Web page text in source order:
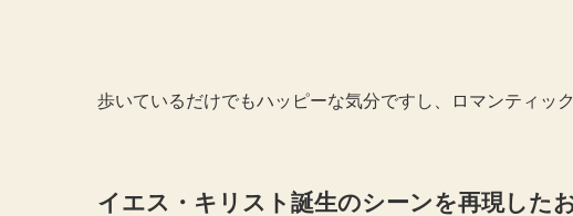
歩いているだけでもハッピーな気分ですし、ロマンティック
イエス・キリスト誕生のシーンを再現した